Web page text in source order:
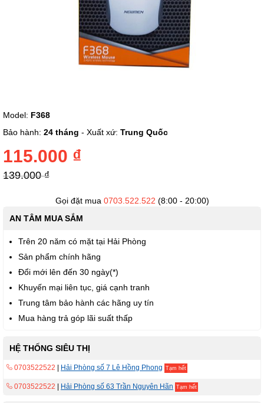
đến
phần
của
thư
viện
Model: F368
Bảo hành: 24 tháng - Xuất xứ: Trung Quốc
115.000 ₫
139.000 ₫
Gọi đặt mua 0703.522.522 (8:00 - 20:00)
AN TÂM MUA SẮM
Trên 20 năm có mặt tại Hải Phòng
Sản phẩm chính hãng
Đổi mới lên đến 30 ngày(*)
Khuyến mại liên tục, giá cạnh tranh
Trung tâm bảo hành các hãng uy tín
Mua hàng trả góp lãi suất thấp
HỆ THỐNG SIÊU THỊ
0703522522 Hải Phòng số 7 Lê Hồng Phong Tạm hết
0703522522 Hải Phòng số 63 Trần Nguyên Hãn Tạm hết